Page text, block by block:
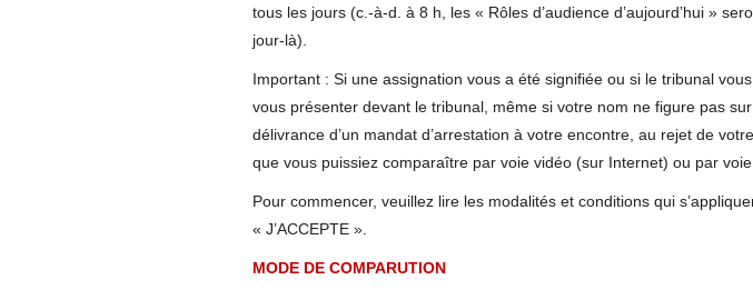
tous les jours (c.-à-d. à 8 h, les « Rôles d’audience d’aujourd’hui »
jour-là).
Important : Si une assignation vous a été signifiée ou si le tribunal
vous présenter devant le tribunal, même si votre nom ne figure pas
délivrance d’un mandat d’arrestation à votre encontre, au rejet de
que vous puissiez comparaître par voie vidéo (sur Internet) ou par
Pour commencer, veuillez lire les modalités et conditions qui
« J’ACCEPTE ».
MODE DE COMPARUTION